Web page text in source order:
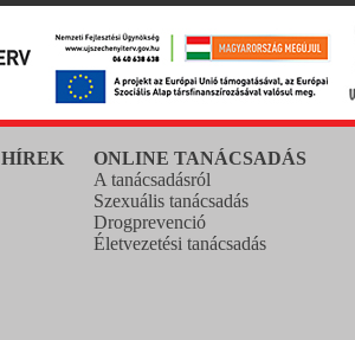
HÍREK
ONLINE TANÁCSADÁS
A tanácsadásról
Szexuális tanácsadás
Drogprevenció
Életvezetési tanácsadás